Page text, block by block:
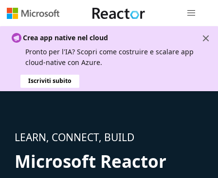
Crea app native nel cloud
Pronto per l'IA? Scopri come costruire e scalare app
cloud-native con Azure.
Iscriviti subito
LEARN, CONNECT, BUILD
Microsoft Reactor